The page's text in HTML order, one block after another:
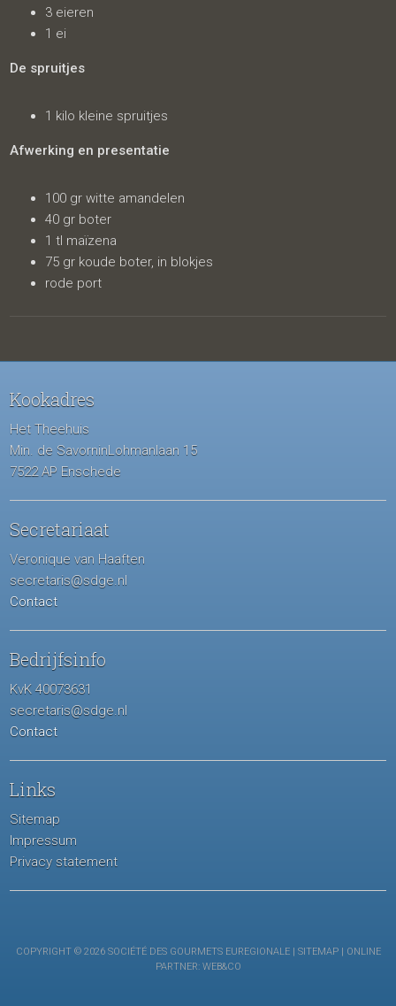
3 eieren
1 ei
De spruitjes
1 kilo kleine spruitjes
Afwerking en presentatie
100 gr witte amandelen
40 gr boter
1 tl maïzena
75 gr koude boter, in blokjes
rode port
Kookadres
Het Theehuis
Min. de SavorninLohmanlaan 15
7522 AP Enschede
Secretariaat
Veronique van Haaften
secretaris@sdge.nl
Contact
Bedrijfsinfo
KvK 40073631
secretaris@sdge.nl
Contact
Links
Sitemap
Impressum
Privacy statement
COPYRIGHT © 2026 SOCIÉTÉ DES GOURMETS EUREGIONALE | SITEMAP| ONLINE
PARTNER: WEB&CO